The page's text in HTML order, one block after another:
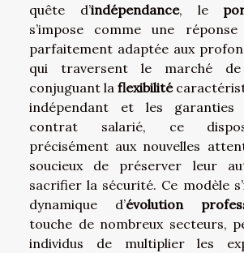
quête d’indépendance, le
s’impose comme une
parfaitement adaptée aux
qui traversent le marché de
conjuguant la flexibilité
indépendant et les garanties
contrat salarié, ce
précisément aux nouvelles
soucieux de préserver leur
sacrifier la sécurité. Ce modèle
dynamique d’évolution
touche de nombreux secteurs,
individus de multiplier les